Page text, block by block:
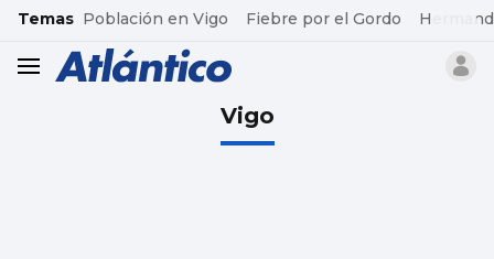
common.go-to-content
Temas Población en Vigo Fiebre por el Gordo
header.menu.open
Vigo